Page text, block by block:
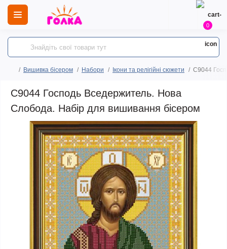
0
Вишивка бісером Набори Ікони та релігійні сюжети С9044
С9044 Господь Вседержитель. Нова
Слобода. Набір для вишивання бісером